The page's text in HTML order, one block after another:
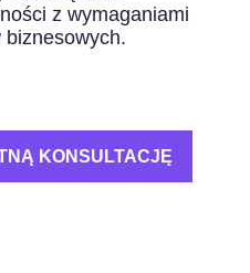
z wymaganiami
biznesowych.
KONSULTACJĘ